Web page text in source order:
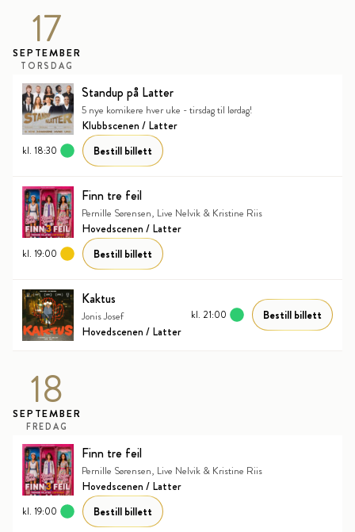
17
SEPTEMBER
TORSDAG
Standup på Latter
5 nye komikere hver uke - tirsdag til lørdag!
Klubbscenen / Latter
kl. 18:30 Bestill billett
Finn tre feil
Pernille Sørensen, Live Nelvik & Kristine Riis
Hovedscenen / Latter
kl. 19:00 Bestill billett
Kaktus
Jonis Josef
Hovedscenen / Latter
kl. 21:00 Bestill billett
18
SEPTEMBER
FREDAG
Finn tre feil
Pernille Sørensen, Live Nelvik & Kristine Riis
Hovedscenen / Latter
kl. 19:00 Bestill billett